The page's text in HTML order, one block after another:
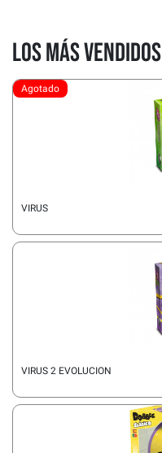
Los más vendidos
Agotado
VIRUS
VIRUS 2 EVOLUCION